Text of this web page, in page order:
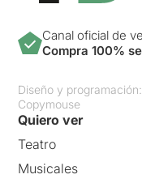
Canal oficial de
Compra 100%
Diseño y programación:
Copymouse
Quiero ver
Teatro
Musicales